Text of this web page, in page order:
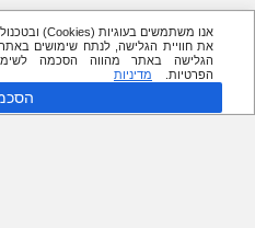
את חוויית הגלישה, לנתח שימושים
הגלישה באתר מהווה הסכמה
הפרטיות.
מדיניות